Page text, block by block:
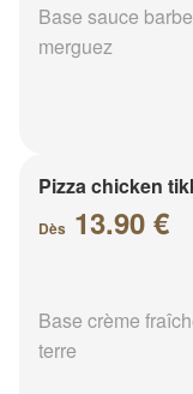
Base sauce
merguez
Pizza chicken
Dès 13.90 €
Base crème
terre